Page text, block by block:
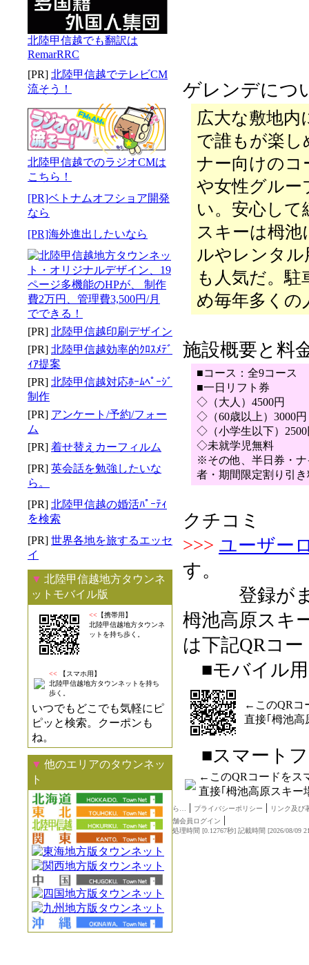
北陸甲信越でも翻訳は
RemarRRC
[PR] 北陸甲信越でテレビCM
流そう！
北陸甲信越でのラジオCMは
こちら！
[PR]ベトナムオフショア開発
なら
[PR]海外進出したいなら
[PR] 北陸甲信越印刷デザイン
[PR] 北陸甲信越効率的ｸﾛｽﾒﾃﾞ
ｨｱ提案
[PR] 北陸甲信越対応ﾎｰﾑﾍﾟｰｼﾞ
制作
[PR] アンケート/予約/フォー
ム
[PR] 着せ替えカーフィルム
[PR] 英会話を勉強したいな
ら。
[PR] 北陸甲信越の婚活ﾊﾟｰﾃｨ
を検索
[PR] 世界各地を旅するエッセ
イ
▼ 北陸甲信越地方タウンネ
ットモバイル版
<< 【携帯用】
北陸甲信越地方タウンネ
ットを持ち歩く。
<< 【スマホ用】
北陸甲信越地方タウンネットを持ち
歩く。
いつでもどこでも気軽にピ
ピッと検索。クーポンも
ね。
▼ 他のエリアのタウンネッ
ト
ゲレンデにつ
広大な敷地内
で誰もが楽
ナー向けのコ
や女性グルー
い。安心し
スキーは栂
ルやレンタル
も人気だ。
め毎年多くの
施設概要と料
■コース：全9コース
■一日リフト券
◇（大人）4500円
◇（60歳以上）3000円
◇（小学生以下）2500
◇未就学児無料
※その他、半日券・ナ
者・期間限定割り引
クチコミ
>>> ユーザー
す。
登録がま
栂池高原スキ
は下記QRコ
■モバイル用
←このQRコ
直接｢栂池高
■スマート
←このQRコードをス
直接｢栂池高原スキー
ら… | プライバシーポリシー |
リンク及び
舗会員ログイン |
処理時間 [0.12767秒] 記載時間 [2026/08/09